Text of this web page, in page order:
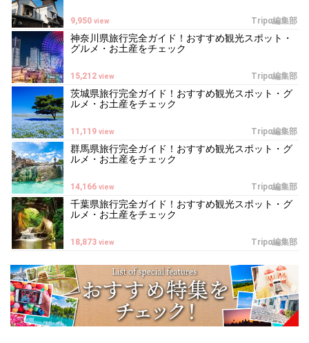
Tripα編集部
9,950 view
神奈川県旅行完全ガイド！おすすめ観光スポット・
グルメ・お土産をチェック
Tripα編集部
15,212 view
茨城県旅行完全ガイド！おすすめ観光スポット・グ
ルメ・お土産をチェック
Tripα編集部
11,119 view
群馬県旅行完全ガイド！おすすめ観光スポット・グ
ルメ・お土産をチェック
Tripα編集部
14,166 view
千葉県旅行完全ガイド！おすすめ観光スポット・グ
ルメ・お土産をチェック
Tripα編集部
18,873 view